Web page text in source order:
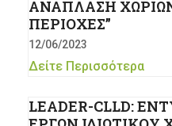
ΑΝΑΠΛΑΣΗ
ΠΕΡΙΟΧΕΣ”
12/06/2023
Δείτε Περισσότερα
LEADER-CLLD: